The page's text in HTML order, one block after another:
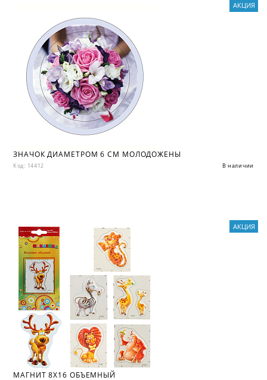
ЗНАЧОК ДИАМЕТРОМ 6 СМ МОЛОДОЖЕНЫ
Код: 14412 В наличии
АКЦИЯ
МАГНИТ 8X16 ОБЪЕМНЫЙ
АКЦИЯ